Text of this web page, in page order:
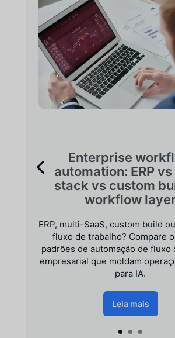
Enterprise
automation: ERP vs
stack vs custom
workflow
ERP, multi-SaaS, custom build
fluxo de trabalho? Compare
padrões de automação de fluxo
empresarial que moldam
para IA.
Leia mais